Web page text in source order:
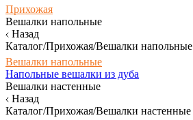
Прихожая
Вешалки напольные
Назад
Каталог/Прихожая/Вешалки напольные
Вешалки напольные
Напольные вешалки из дуба
Вешалки настенные
Назад
Каталог/Прихожая/Вешалки настенные